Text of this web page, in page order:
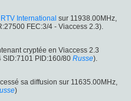
RTV International sur 11938.00MHz,
FEC:3/4 - Viaccess 2.3).
cryptée en Viaccess 2.3
SID:7101 PID:160/80 Russe).
sa diffusion sur 11635.00MHz,
)